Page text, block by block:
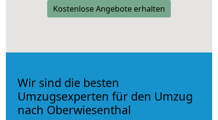
Kostenlose Angebote erhalten
Wir sind die besten
Umzugsexperten für den Umzug
nach Oberwiesenthal